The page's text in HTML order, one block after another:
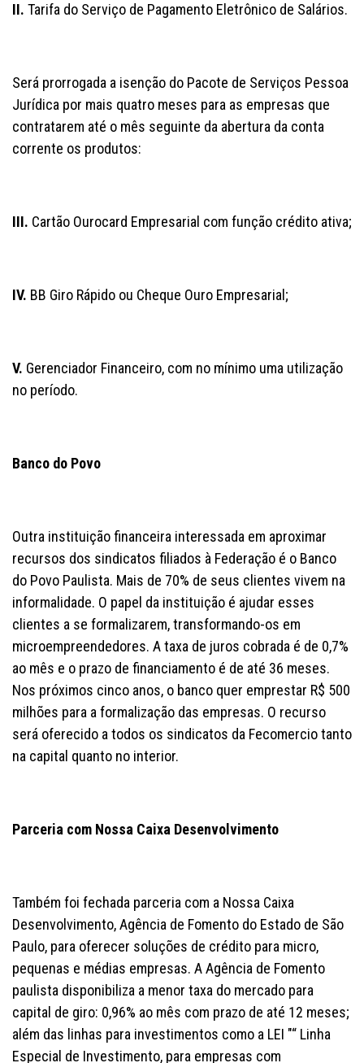
II. Tarifa do Serviço de Pagamento Eletrônico de Salários.
Será prorrogada a isenção do Pacote de Serviços Pessoa
Jurídica por mais quatro meses para as empresas que
contratarem até o mês seguinte da abertura da conta
corrente os produtos:
III. Cartão Ourocard Empresarial com função crédito ativa;
IV. BB Giro Rápido ou Cheque Ouro Empresarial;
V. Gerenciador Financeiro, com no mínimo uma utilização
no período.
Banco do Povo
Outra instituição financeira interessada em aproximar
recursos dos sindicatos filiados à Federação é o Banco
do Povo Paulista. Mais de 70% de seus clientes vivem na
informalidade. O papel da instituição é ajudar esses
clientes a se formalizarem, transformando-os em
microempreendedores. A taxa de juros cobrada é de 0,7%
ao mês e o prazo de financiamento é de até 36 meses.
Nos próximos cinco anos, o banco quer emprestar R$ 500
milhões para a formalização das empresas. O recurso
será oferecido a todos os sindicatos da Fecomercio tanto
na capital quanto no interior.
Parceria com Nossa Caixa Desenvolvimento
Também foi fechada parceria com a Nossa Caixa
Desenvolvimento, Agência de Fomento do Estado de São
Paulo, para oferecer soluções de crédito para micro,
pequenas e médias empresas. A Agência de Fomento
paulista disponibiliza a menor taxa do mercado para
capital de giro: 0,96% ao mês com prazo de até 12 meses;
além das linhas para investimentos como a LEI "“ Linha
Especial de Investimento, para empresas com